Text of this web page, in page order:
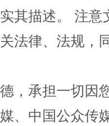
其描述。 注
法律、法规，
，承担一切因
、中国公众传